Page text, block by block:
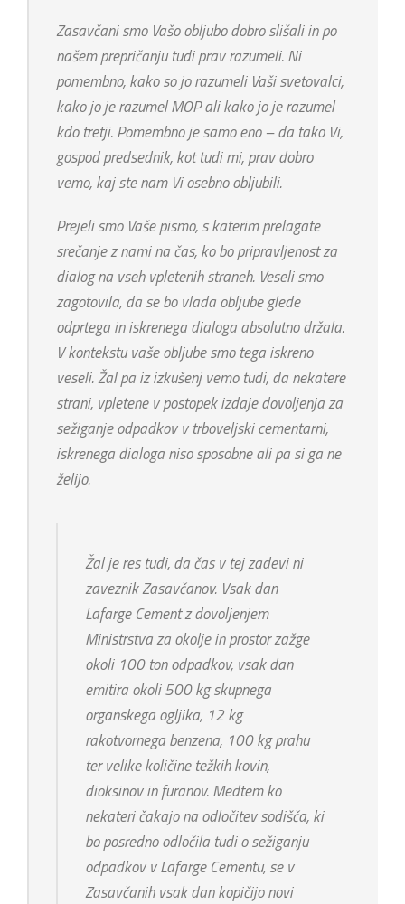
Zasavčani smo Vašo obljubo dobro slišali in po
našem prepričanju tudi prav razumeli. Ni
pomembno, kako so jo razumeli Vaši svetovalci,
kako jo je razumel MOP ali kako jo je razumel
kdo tretji. Pomembno je samo eno – da tako Vi,
gospod predsednik, kot tudi mi, prav dobro
vemo, kaj ste nam Vi osebno obljubili.
Prejeli smo Vaše pismo, s katerim prelagate
srečanje z nami na čas, ko bo pripravljenost za
dialog na vseh vpletenih straneh. Veseli smo
zagotovila, da se bo vlada obljube glede
odprtega in iskrenega dialoga absolutno držala.
V kontekstu vaše obljube smo tega iskreno
veseli. Žal pa iz izkušenj vemo tudi, da nekatere
strani, vpletene v postopek izdaje dovoljenja za
sežiganje odpadkov v trboveljski cementarni,
iskrenega dialoga niso sposobne ali pa si ga ne
želijo.
Žal je res tudi, da čas v tej zadevi ni
zaveznik Zasavčanov. Vsak dan
Lafarge Cement z dovoljenjem
Ministrstva za okolje in prostor zažge
okoli 100 ton odpadkov, vsak dan
emitira okoli 500 kg skupnega
organskega ogljika, 12 kg
rakotvornega benzena, 100 kg prahu
ter velike količine težkih kovin,
dioksinov in furanov. Medtem ko
nekateri čakajo na odločitev sodišča, ki
bo posredno odločila tudi o sežiganju
odpadkov v Lafarge Cementu, se v
Zasavčanih vsak dan kopičijo novi